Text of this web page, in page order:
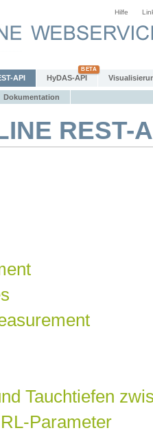
Hilfe
API HyDAS-API
Dokumentation
Tauchtiefen
Parameter